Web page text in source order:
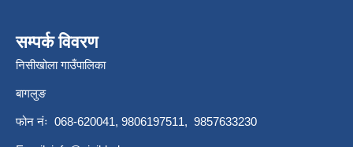
सम्पर्क विवरण
निसीखोला गाउँपालिका
बागलुङ
फोन नंः 068-620041, 9806197511, 9857633230